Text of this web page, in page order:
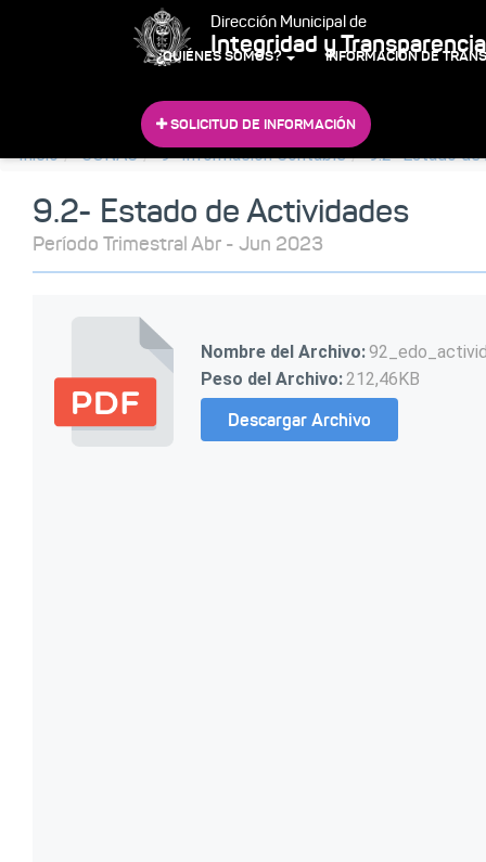
Dirección Municipal de
Integridad y Transparencia
¿QUIÉNES SOMOS? INFORMACIÓN DE
SOLICITUD DE INFORMACIÓN
Inicio CONAC 9- Información Contable 9.2- Estado
9.2- Estado de Actividades
Período Trimestral Abr - Jun 2023
Nombre del Archivo:
Peso del Archivo:212,46KB
Descargar Archivo